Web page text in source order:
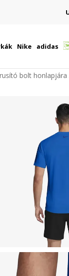
Nike adidas
bolt honlapjára